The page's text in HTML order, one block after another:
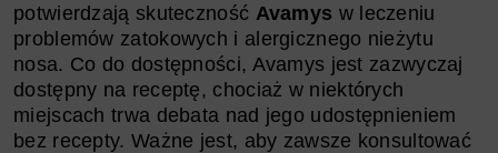
potwierdzają skuteczność Avamys w leczeniu
problemów zatokowych i alergicznego nieżytu
nosa. Co do dostępności, Avamys jest zazwyczaj
dostępny na receptę, chociaż w niektórych
miejscach trwa debata nad jego udostępnieniem
bez recepty. Ważne jest, aby zawsze konsultować